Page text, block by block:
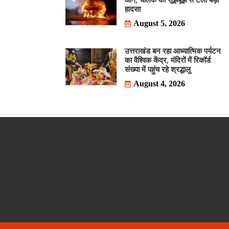
हादसा
August 5, 2026
उत्तराखंड बन रहा आध्यात्मिक पर्यटन
का वैश्विक केंद्र, मंदिरों में रिकॉर्ड
संख्या में पहुंच रहे श्रद्धालु
August 4, 2026